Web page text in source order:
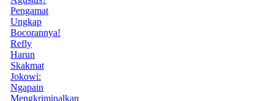
Pengamat
Ungkap
Bocorannya!
Refly
Harun
Skakmat
Jokowi:
Ngapain
Mengkriminalkan